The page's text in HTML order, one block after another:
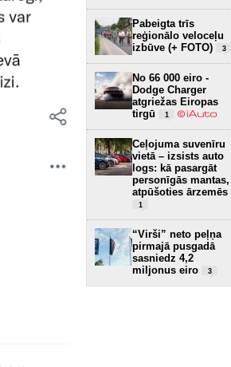
Pabeigta trīs
reģionālo veloceļu
izbūve (+ FOTO)
3
No 66 000 eiro -
Dodge Charger
atgriežas Eiropas
tirgū
1
Ceļojuma suvenīru
vietā – izsists auto
logs: kā pasargāt
personīgās mantas,
atpūšoties ārzemēs
1
“Virši” neto peļņa
pirmajā pusgadā
sasniedz 4,2
miljonus eiro
3